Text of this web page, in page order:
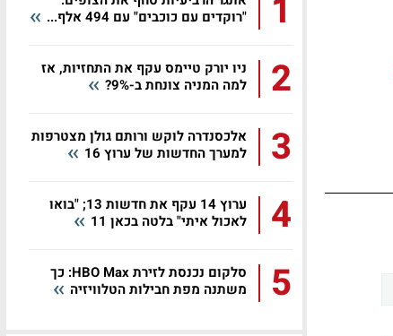
1
"רוקדים עם כוכבים" עם 494 אלף...
2
ניו יורק טיימס עקף את התחזיות, אז
למה המניה צונחת ב-9%?
3
אלכסנדרה לוקש ורותם גולן מצטרפות
למערך החדשות של ערוץ 16
4
ערוץ 14 עקף את חדשות 13; "בואו
לאכול איתי" בלטה בכאן 11
5
סלקום נכנסת לזירת HBO Max: כך
משתנה מפת חבילות הטלוויזיה